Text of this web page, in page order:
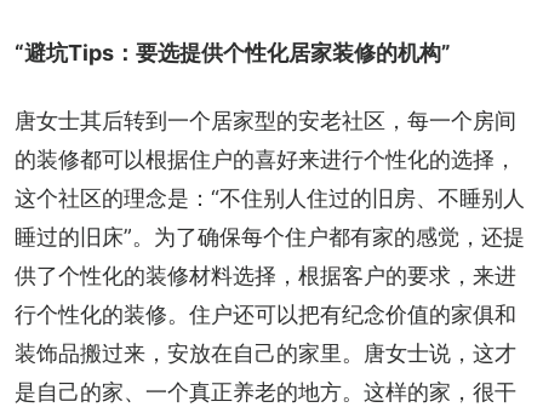
“避坑Tips：要选提供个性化居家装修的机构”
唐女士其后转到一个居家型的安老社区，每一个房间
的装修都可以根据住户的喜好来进行个性化的选择，
这个社区的理念是：“不住别人住过的旧房、不睡别人
睡过的旧床”。为了确保每个住户都有家的感觉，还提
供了个性化的装修材料选择，根据客户的要求，来进
行个性化的装修。住户还可以把有纪念价值的家俱和
装饰品搬过来，安放在自己的家里。唐女士说，这才
是自己的家、一个真正养老的地方。这样的家，很干